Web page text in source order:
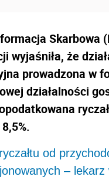
Skarbowa
wyjaśniła, że
prowadzona w
działalności
od
– lekarz